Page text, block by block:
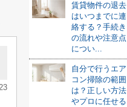
賃貸物件の退去
はいつまでに連
絡する？手続き
の流れや注意点
につい...
自分で行うエア
コン掃除の範囲
は？正しい方法
やプロに任せる